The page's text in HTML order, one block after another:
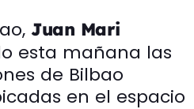
Juan Mari
esta mañana las
de Bilbao
en el espacio